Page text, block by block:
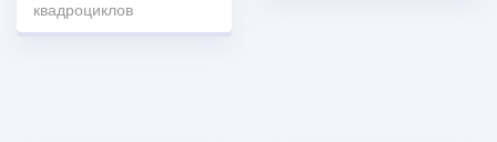
квадроциклов